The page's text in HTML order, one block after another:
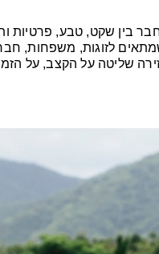
בין שקט, טבע, פרטיות
לזוגות, משפחות,
שליטה על הקצב, על הזמן